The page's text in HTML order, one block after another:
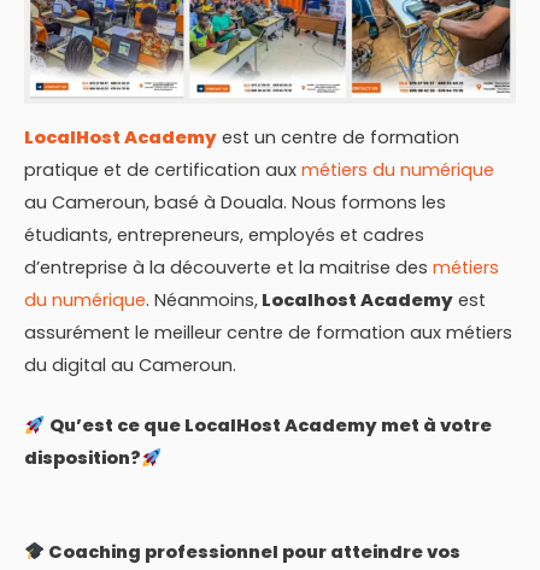
LocalHost Academy est un centre de formation
pratique et de certification aux métiers du numérique
au Cameroun, basé à Douala. Nous formons les
étudiants, entrepreneurs, employés et cadres
d’entreprise à la découverte et la maitrise des métiers
du numérique. Néanmoins, Localhost Academy est
assurément le meilleur centre de formation aux métiers
du digital au Cameroun.
Qu’est ce que LocalHost Academy met à votre
disposition?
Coaching professionnel pour atteindre vos